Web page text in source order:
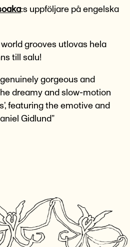
:s uppföljare på engelska
grooves utlovas hela
till salu!
gorgeous and
dreamy and slow-motion
featuring the emotive and
Gidlund”